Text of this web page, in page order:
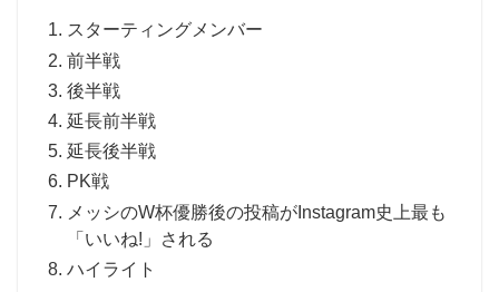
スターティングメンバー
前半戦
後半戦
延長前半戦
延長後半戦
PK戦
メッシのW杯優勝後の投稿がInstagram史上最も
「いいね!」される
ハイライト